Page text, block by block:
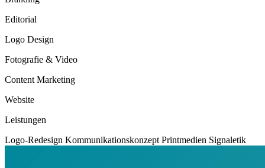
Editorial
Logo Design
Fotografie & Video
Content Marketing
Website
Leistungen
Logo-Redesign Kommunikationskonzept Printmedien Signaletik